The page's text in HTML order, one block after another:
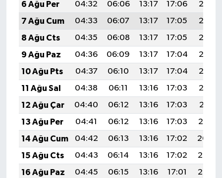
6 Ağu Per
04:32 06:06 13:17 17:06
20:18
7 Ağu Cum
04:33 06:07 13:17 17:05
20:17
8 Ağu Cts
04:35 06:08 13:17 17:05
20:16
9 Ağu Paz
04:36 06:09 13:17 17:04
20:15
10 Ağu Pts
04:37 06:10 13:17 17:04
20:13
11 Ağu Sal
04:38 06:11 13:16 17:03
20:12
12 Ağu Çar
04:40 06:12 13:16 17:03
20:11
13 Ağu Per
04:41 06:12 13:16 17:03
20:10
14 Ağu Cum
04:42 06:13 13:16 17:02
20:09
15 Ağu Cts
04:43 06:14 13:16 17:02
20:07
16 Ağu Paz
04:45 06:15 13:16 17:01
20:06